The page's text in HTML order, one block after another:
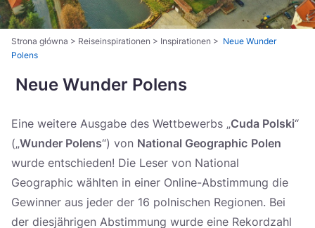
Nederlands 日本語
Português Norsk
Україна
Zamknij
Strona główna > Reiseinspirationen > Inspirationen > Neue Wunder
Polens
Neue Wunder Polens
Eine weitere Ausgabe des Wettbewerbs „Cuda Polski“
(„Wunder Polens“) von National Geographic Polen
wurde entschieden! Die Leser von National
Geographic wählten in einer Online-Abstimmung die
Gewinner aus jeder der 16 polnischen Regionen. Bei
der diesjährigen Abstimmung wurde eine Rekordzahl